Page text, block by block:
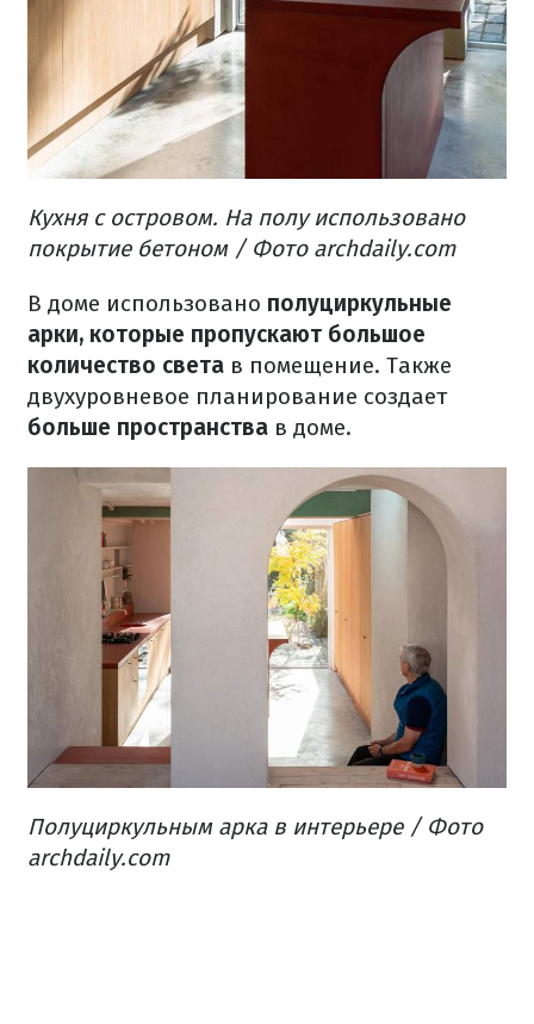
Кухня с островом. На полу использовано
покрытие бетоном / Фото archdaily.com
В доме использовано полуциркульные
арки, которые пропускают большое
количество света в помещение. Также
двухуровневое планирование создает
больше пространства в доме.
Полуциркульным арка в интерьере / Фото
archdaily.com